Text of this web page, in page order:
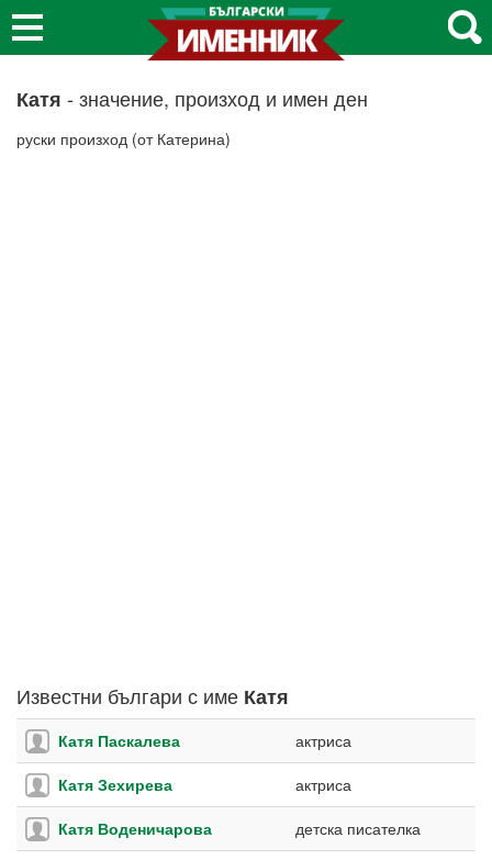
Катя - значение, произход и имен ден
руски произход (от Катерина)
Известни българи с име Катя
Катя Паскалева
актриса
Катя Зехирева
актриса
Катя Воденичарова
детска писателка